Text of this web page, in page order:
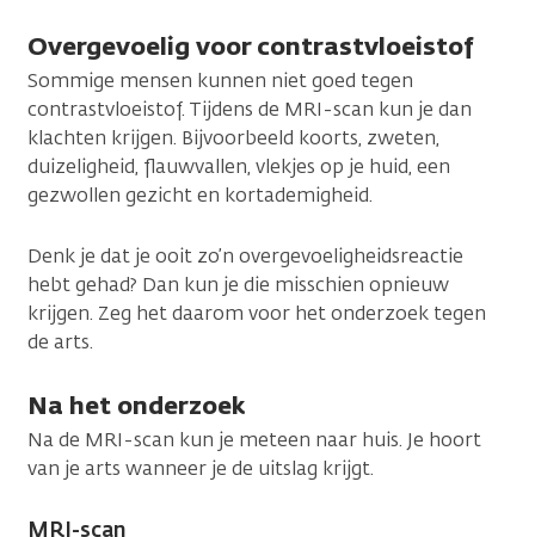
Overgevoelig voor contrastvloeistof
Sommige mensen kunnen niet goed tegen
contrastvloeistof. Tijdens de MRI-scan kun je dan
klachten krijgen. Bijvoorbeeld koorts, zweten,
duizeligheid, flauwvallen, vlekjes op je huid, een
gezwollen gezicht en kortademigheid.
Denk je dat je ooit zo’n overgevoeligheidsreactie
hebt gehad? Dan kun je die misschien opnieuw
krijgen. Zeg het daarom voor het onderzoek tegen
de arts.
Na het onderzoek
Na de MRI-scan kun je meteen naar huis. Je hoort
van je arts wanneer je de uitslag krijgt.
MRI-scan